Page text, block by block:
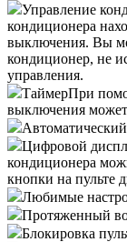
Управление
кондиционера
выключения. Вы
кондиционер, не
управления.
ТаймерПри
выключения может
Цифровой
кондиционера
кнопки на пульте
Любимые
Протяженный
Блокировка